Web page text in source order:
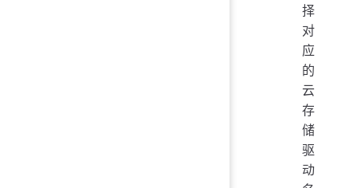
择
对
应
的
云
存
储
驱
动